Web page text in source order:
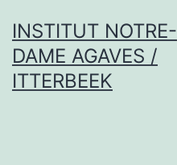
to
content
INSTITUT NOTRE-
DAME AGAVES /
ITTERBEEK